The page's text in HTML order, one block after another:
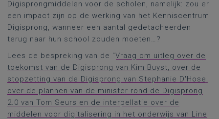
Digisprongmiddelen voor de scholen, namelijk: zou er
een impact zijn op de werking van het Kenniscentrum
Digisprong, wanneer een aantal gedetacheerden
terug naar hun school zouden moeten…?
Lees de bespreking van de “Vraag om uitleg over de
toekomst van de Digisprong van Kim Buyst, over de
stopzetting van de Digisprong van Stephanie D'Hose,
over de plannen van de minister rond de Digisprong
2.0 van Tom Seurs en de interpellatie over de
middelen voor digitalisering in het onderwijs van Line